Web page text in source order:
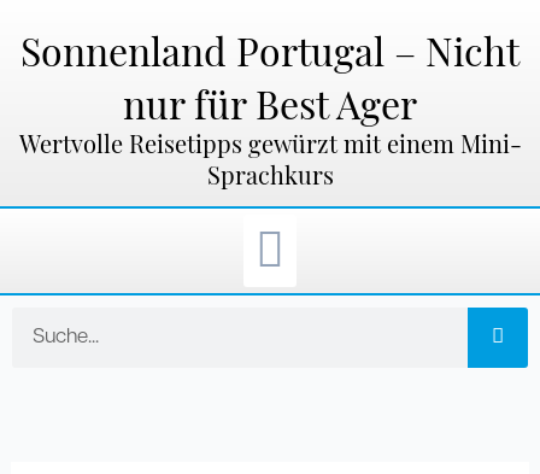
Inhalt
springen
Sonnenland Portugal – Nicht
nur für Best Ager
Wertvolle Reisetipps gewürzt mit einem Mini-
Sprachkurs